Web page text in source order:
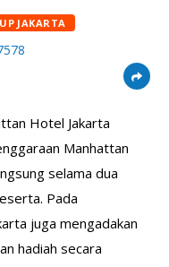
JAKARTA
Hotel Jakarta
Manhattan
selama dua
Pada
juga mengadakan
hadiah secara